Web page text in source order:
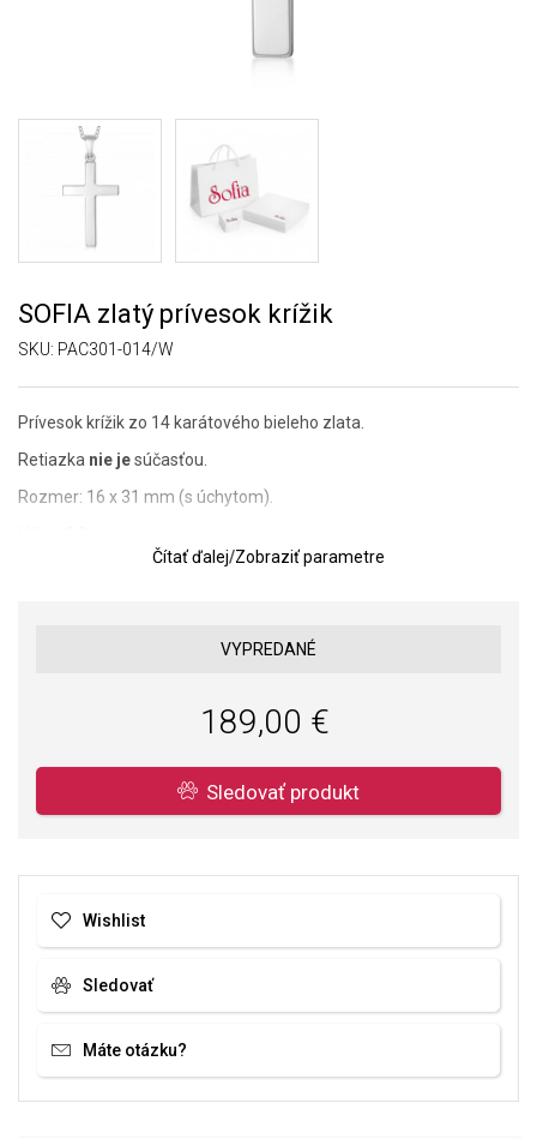
SOFIA zlatý prívesok krížik
SKU: PAC301-014/W
Prívesok krížik zo 14 karátového bieleho zlata.
Retiazka nie jesúčasťou.
Rozmer: 16 x 31 mm (s úchytom).
Čítať ďalej/Zobraziť parametre
VYPREDANÉ
189,00 €
Sledovať produkt
Wishlist
Sledovať
Máte otázku?